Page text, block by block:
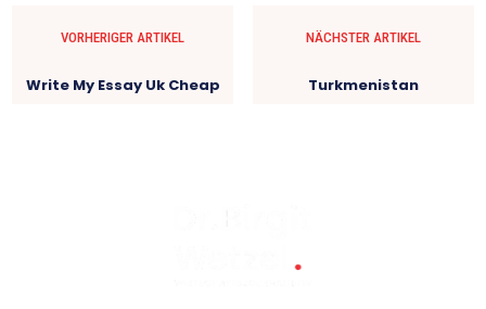
VORHERIGER ARTIKEL
Write My Essay Uk Cheap
NÄCHSTER ARTIKEL
Turkmenistan